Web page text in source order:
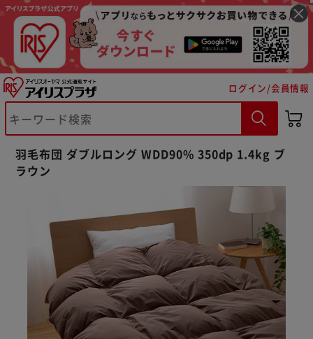
ログイン/会員情報
羽毛布団 ダブルロング WDD90% 350dp 1.4kg ブ
ラウン
カートに入れる 購入手続きへ